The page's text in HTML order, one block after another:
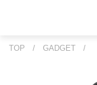
TOP / GADGET /